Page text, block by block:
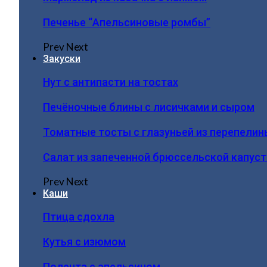
Печенье “Апельсиновые ромбы”
PrevNext
Закуски
Нут с антипасти на тостах
Печёночные блины с лисичками и сыром
Томатные тосты с глазуньей из
Салат из запеченной брюссельской
PrevNext
Каши
Птица сдохла
Кутья с изюмом